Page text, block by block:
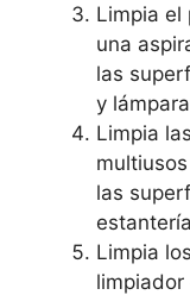
Limpia el
una
las
y
Limpia
las
Limpia